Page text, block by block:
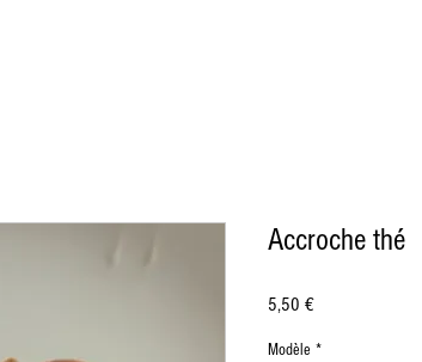
Accroche thé
5,50 €Prix
Modèle *